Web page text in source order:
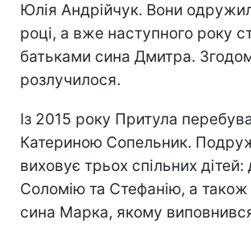
Юлія Андрійчук. Вони
році, а вже наступного року
батьками сина Дмитра.
розлучилося.
Із 2015 року Притула
Катериною Сопельник.
виховує трьох спільних дітей:
Соломію та Стефанію, а
сина Марка, якому